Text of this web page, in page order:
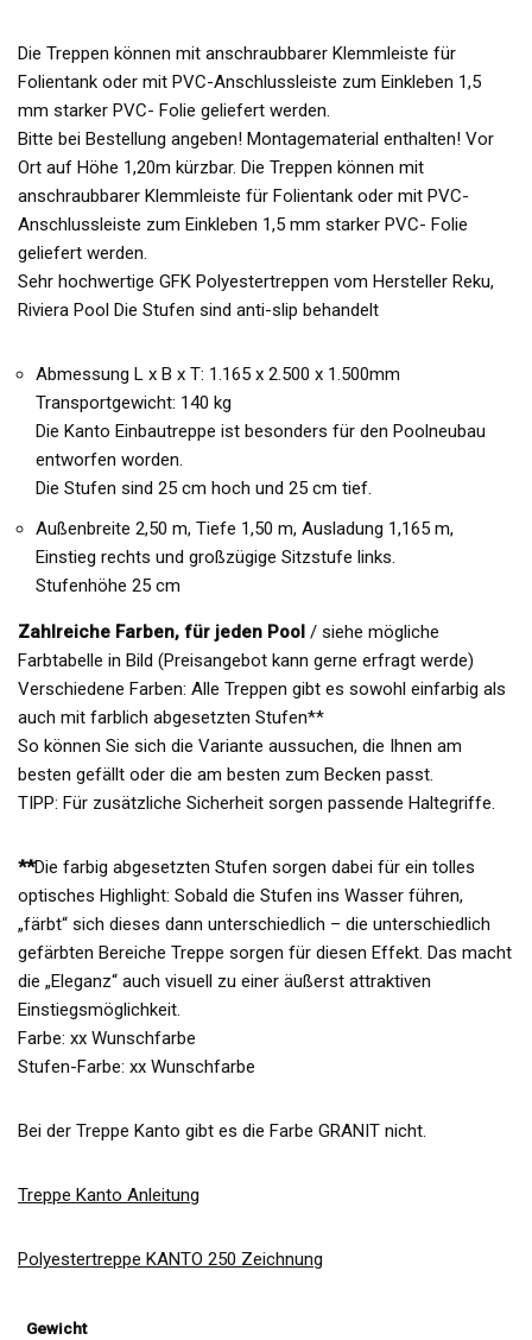
Die Treppen können mit anschraubbarer Klemmleiste für
Folientank oder mit PVC-Anschlussleiste zum Einkleben 1,5
mm starker PVC- Folie geliefert werden.
Bitte bei Bestellung angeben! Montagematerial enthalten! Vor
Ort auf Höhe 1,20m kürzbar. Die Treppen können mit
anschraubbarer Klemmleiste für Folientank oder mit PVC-
Anschlussleiste zum Einkleben 1,5 mm starker PVC- Folie
geliefert werden.
Sehr hochwertige GFK Polyestertreppen vom Hersteller Reku,
Riviera Pool Die Stufen sind anti-slip behandelt
Abmessung L x B x T: 1.165 x 2.500 x 1.500mm
Transportgewicht: 140 kg
Die Kanto Einbautreppe ist besonders für den Poolneubau
entworfen worden.
Die Stufen sind 25 cm hoch und 25 cm tief.
Außenbreite 2,50 m, Tiefe 1,50 m, Ausladung 1,165 m,
Einstieg rechts und großzügige Sitzstufe links.
Stufenhöhe 25 cm
Zahlreiche Farben, für jeden Pool / siehe mögliche
Farbtabelle in Bild (Preisangebot kann gerne erfragt werde)
Verschiedene Farben: Alle Treppen gibt es sowohl einfarbig als
auch mit farblich abgesetzten Stufen**
So können Sie sich die Variante aussuchen, die Ihnen am
besten gefällt oder die am besten zum Becken passt.
TIPP: Für zusätzliche Sicherheit sorgen passende Haltegriffe.
**Die farbig abgesetzten Stufen sorgen dabei für ein tolles
optisches Highlight: Sobald die Stufen ins Wasser führen,
„färbt“ sich dieses dann unterschiedlich – die unterschiedlich
gefärbten Bereiche Treppe sorgen für diesen Effekt. Das macht
die „Eleganz“ auch visuell zu einer äußerst attraktiven
Einstiegsmöglichkeit.
Farbe: xx Wunschfarbe
Stufen-Farbe: xx Wunschfarbe
Bei der Treppe Kanto gibt es die Farbe GRANIT nicht.
Treppe Kanto Anleitung
Polyestertreppe KANTO 250 Zeichnung
Gewicht